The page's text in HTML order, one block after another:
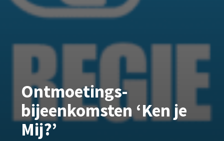
Ontmoetings-
bijeenkomsten ‘Ken je
Mij?’